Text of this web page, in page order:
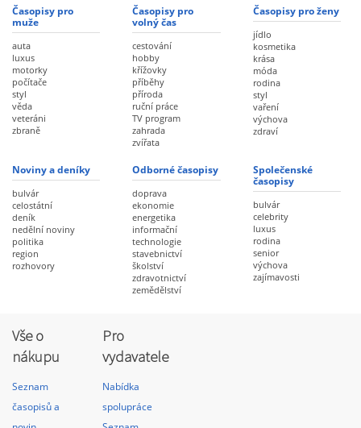
Časopisy pro
muže
auta
luxus
motorky
počítače
styl
věda
veteráni
zbraně
Časopisy pro
volný čas
cestování
hobby
křížovky
příběhy
příroda
ruční práce
TV program
zahrada
zvířata
Časopisy pro ženy
jídlo
kosmetika
krása
móda
rodina
styl
vaření
výchova
zdraví
Noviny a deníky
bulvár
celostátní
deník
nedělní noviny
politika
region
rozhovory
Odborné časopisy
doprava
ekonomie
energetika
informační
technologie
stavebnictví
školství
zdravotnictví
zemědělství
Společenské
časopisy
bulvár
celebrity
luxus
rodina
senior
výchova
zajímavosti
Vše o
nákupu
Seznam
časopisů a
Pro
vydavatele
Nabídka
spolupráce